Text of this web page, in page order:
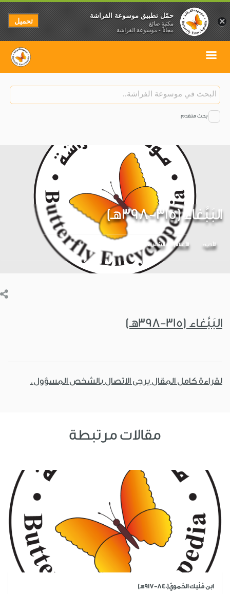
بحث متقدم
البَبَّغاء (315-398هـ)
الأدب الأعلام الشعراء
البَبَّغاء (315-398هـ)
لقراءة كامل المقال يرجى الاتصال بالشخص المسؤول.
مقالات مرتبطة
ابن مُلَيك الحَمويّ(840-917هـ)
×
حمّل تطبيق موسوعة الفراشة
مكتبة صائغ
مجاناً - موسوعة الفراشة
تحميل